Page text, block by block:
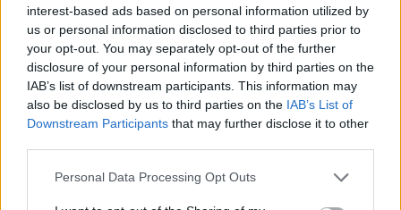
interest-based ads based on personal information utilized by
us or personal information disclosed to third parties prior to
your opt-out. You may separately opt-out of the further
disclosure of your personal information by third parties on the
IAB’s list of downstream participants. This information may
also be disclosed by us to third parties on the IAB’s List of
Downstream Participants that may further disclose it to other
Personal Data Processing Opt Outs